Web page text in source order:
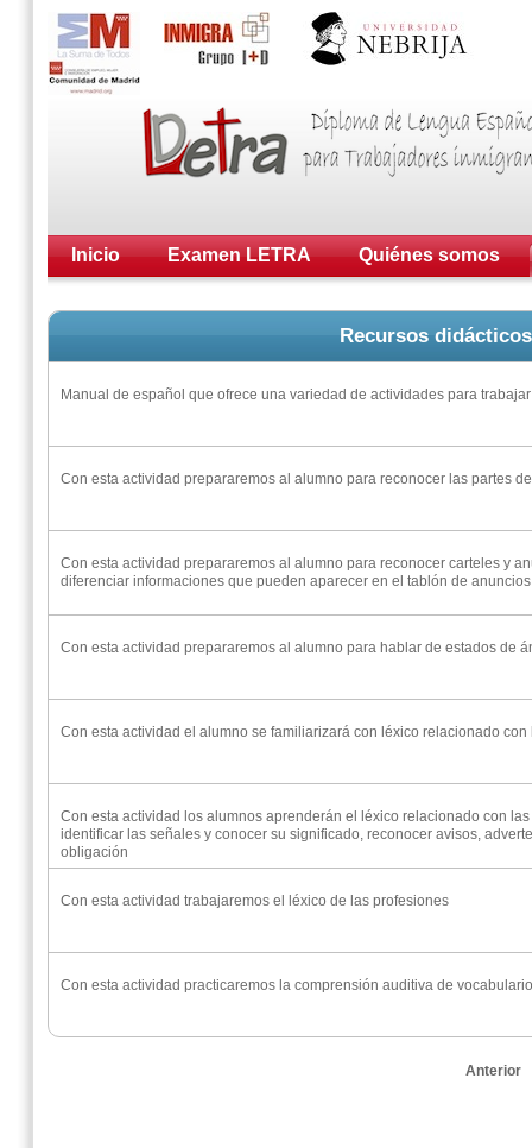
Inicio Examen LETRA Quiénes somos
Recursos
Manual de español que ofrece una variedad de actividades para
Con esta actividad prepararemos al alumno para reconocer las partes
Con esta actividad prepararemos al alumno para reconocer carteles y
diferenciar informaciones que pueden aparecer en el tablón de
Con esta actividad prepararemos al alumno para hablar de estados de
Con esta actividad el alumno se familiarizará con léxico relacionado
Con esta actividad los alumnos aprenderán el léxico relacionado con
identificar las señales y conocer su significado, reconocer avisos,
obligación
Con esta actividad trabajaremos el léxico de las profesiones
Con esta actividad practicaremos la comprensión auditiva de
Anterior